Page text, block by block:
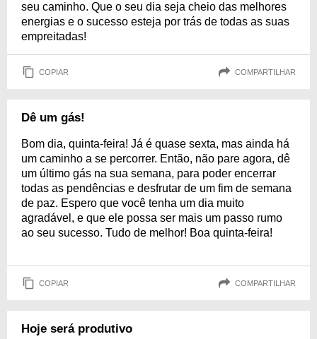
seu caminho. Que o seu dia seja cheio das melhores
energias e o sucesso esteja por trás de todas as suas
empreitadas!
COPIAR COMPARTILHAR
Dê um gás!
Bom dia, quinta-feira! Já é quase sexta, mas ainda há
um caminho a se percorrer. Então, não pare agora, dê
um último gás na sua semana, para poder encerrar
todas as pendências e desfrutar de um fim de semana
de paz. Espero que você tenha um dia muito
agradável, e que ele possa ser mais um passo rumo
ao seu sucesso. Tudo de melhor! Boa quinta-feira!
COPIAR COMPARTILHAR
Hoje será produtivo